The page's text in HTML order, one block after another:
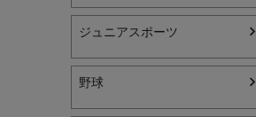
ジュニアスポーツ
野球